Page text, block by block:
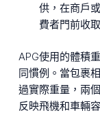
供，在商戶
費者門前收取
APG使用的體積
同慣例。當包裹
過實際重量，兩
反映飛機和車輛